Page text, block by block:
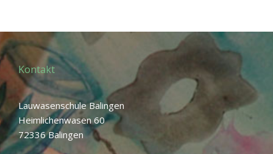
Kontakt
Lauwasenschule Balingen
Heimlichenwasen 60
72336 Balingen